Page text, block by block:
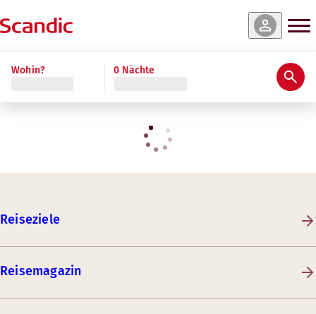
Wohin? 0 Nächte
Reiseziele
Reisemagazin